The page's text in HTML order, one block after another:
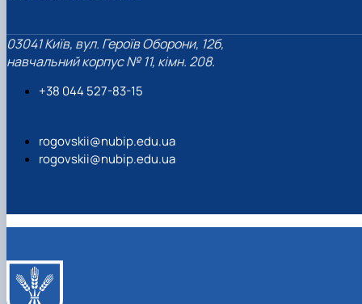
03041 Київ, вул. Героїв Оборони, 12б,
навчальний корпус № 11, кімн. 208.
+38 044 527-83-15
rogovskii@nubip.edu.ua
rogovskii@nubip.edu.ua